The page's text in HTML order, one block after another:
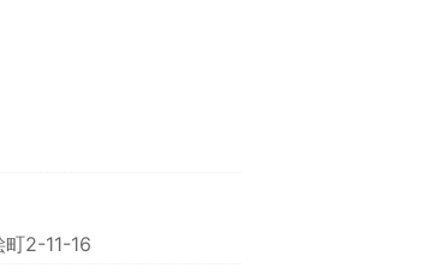
2-11-16